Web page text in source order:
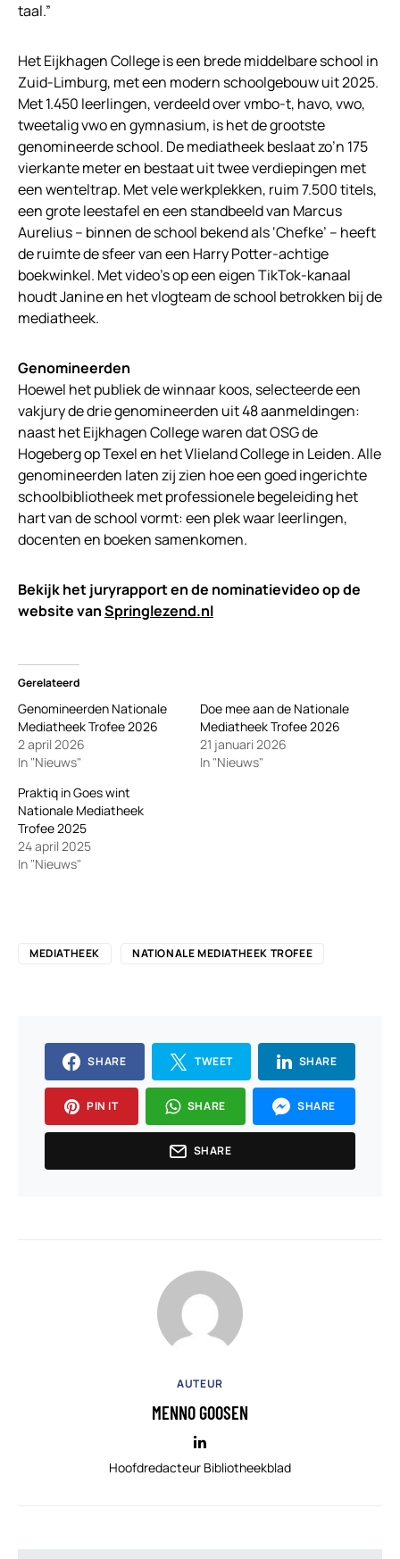
taal.”
Het Eijkhagen College is een brede middelbare school in
Zuid-Limburg, met een modern schoolgebouw uit 2025.
Met 1.450 leerlingen, verdeeld over vmbo-t, havo, vwo,
tweetalig vwo en gymnasium, is het de grootste
genomineerde school. De mediatheek beslaat zo’n 175
vierkante meter en bestaat uit twee verdiepingen met
een wenteltrap. Met vele werkplekken, ruim 7.500 titels,
een grote leestafel en een standbeeld van Marcus
Aurelius – binnen de school bekend als ‘Chefke’ – heeft
de ruimte de sfeer van een Harry Potter-achtige
boekwinkel. Met video’s op een eigen TikTok-kanaal
houdt Janine en het vlogteam de school betrokken bij de
mediatheek.
Genomineerden
Hoewel het publiek de winnaar koos, selecteerde een
vakjury de drie genomineerden uit 48 aanmeldingen:
naast het Eijkhagen College waren dat OSG de
Hogeberg op Texel en het Vlieland College in Leiden. Alle
genomineerden laten zij zien hoe een goed ingerichte
schoolbibliotheek met professionele begeleiding het
hart van de school vormt: een plek waar leerlingen,
docenten en boeken samenkomen.
Bekijk het juryrapport en de nominatievideo op de
website vanSpringlezend.nl
Gerelateerd
Genomineerden Nationale
Mediatheek Trofee 2026
2 april 2026
In "Nieuws"
Doe mee aan de Nationale
Mediatheek Trofee 2026
21 januari 2026
In "Nieuws"
Praktiq in Goes wint
Nationale Mediatheek
Trofee 2025
24 april 2025
In "Nieuws"
MEDIATHEEK NATIONALE MEDIATHEEK TROFEE
SHARE TWEET SHARE
PIN IT SHARE SHARE
SHARE
AUTEUR
MENNO GOOSEN
Hoofdredacteur Bibliotheekblad